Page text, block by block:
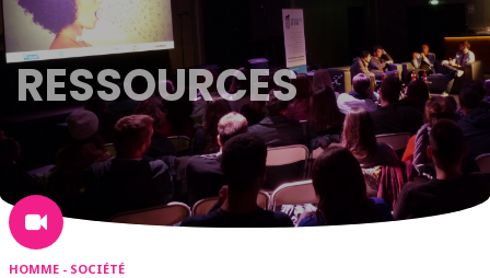
RESSOURCES
HOMME - SOCIÉTÉ